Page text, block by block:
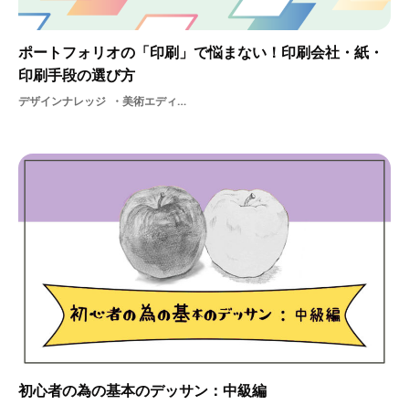
ポートフォリオの「印刷」で悩まない！印刷会社・紙・
印刷手段の選び方
デザインナレッジ 美術エディトリアル自己出版ポートフォリオデザイングラフィック課題DTPデザイン料進路装丁ブックデザイン選考雑誌作品美大生作品集デザイン内定就活基礎知識グラフィックデザイナー納期グラフィック美大
初心者の為の基本のデッサン：中級編